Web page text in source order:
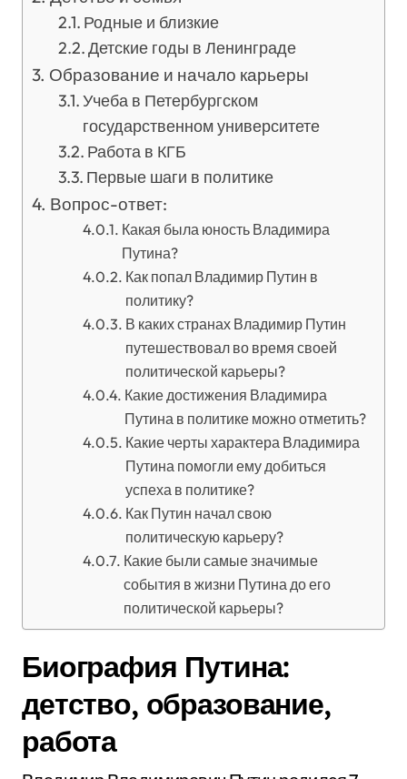
Родные и близкие
Детские годы в Ленинграде
Образование и начало карьеры
Учеба в Петербургском
государственном университете
Работа в КГБ
Первые шаги в политике
Вопрос-ответ:
Какая была юность Владимира
Путина?
Как попал Владимир Путин в
политику?
В каких странах Владимир Путин
путешествовал во время своей
политической карьеры?
Какие достижения Владимира
Путина в политике можно отметить?
Какие черты характера Владимира
Путина помогли ему добиться
успеха в политике?
Как Путин начал свою
политическую карьеру?
Какие были самые значимые
события в жизни Путина до его
политической карьеры?
Биография Путина:
детство, образование,
работа